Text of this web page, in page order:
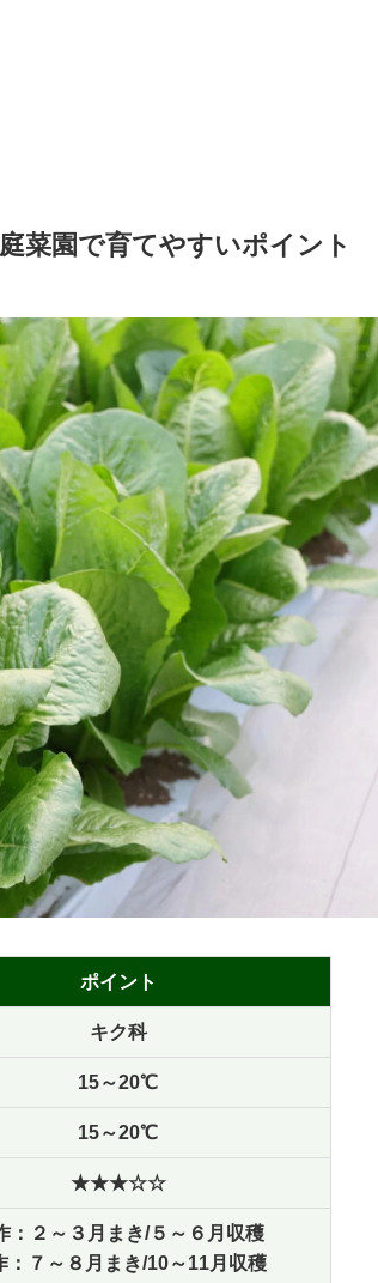
菜園で育てやすいポイント
ポイント
キク科
15～20℃
15～20℃
★★★☆☆
：２～３月まき/５～６月収穫
：７～８月まき/10～11月収穫